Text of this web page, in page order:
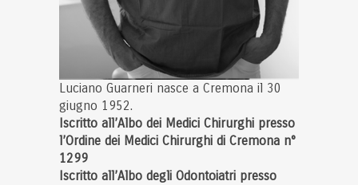
Luciano Guarneri nasce a Cremona il 30
giugno 1952.
Iscritto all’Albo dei Medici Chirurghi presso
l’Ordine dei Medici Chirurghi di Cremona n°
1299
Iscritto all’Albo degli Odontoiatri presso